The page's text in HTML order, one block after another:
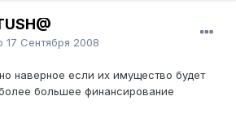
17 Сентября 2008
наверное если их имущество будет
большее финансирование